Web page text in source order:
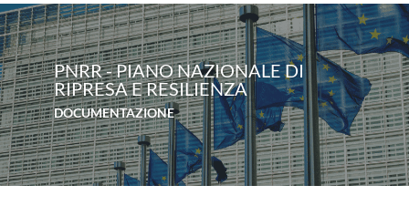
PNRR - PIANO NAZIONALE DI
RIPRESA E RESILIENZA
DOCUMENTAZIONE